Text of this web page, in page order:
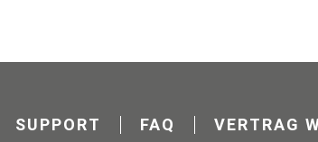
SUPPORT FAQ VERTRAG